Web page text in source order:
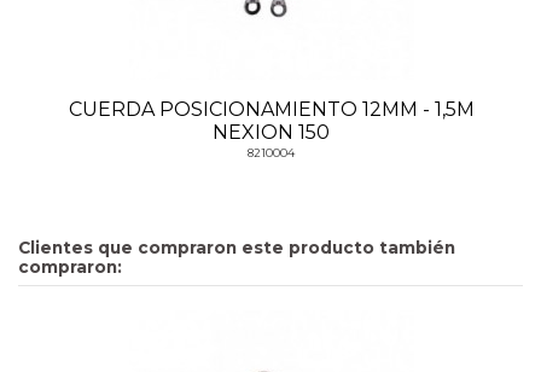
CUERDA POSICIONAMIENTO 12MM - 1,5M
NEXION 150
8210004
Clientes que compraron este producto también
compraron: